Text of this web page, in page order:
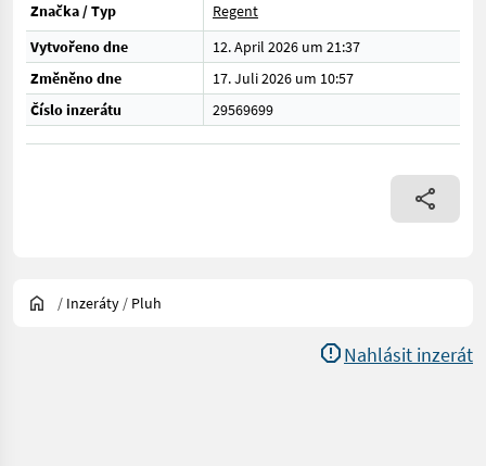
Značka / Typ
Regent
Vytvořeno dne
12. April 2026 um 21:37
Změněno dne
17. Juli 2026 um 10:57
Číslo inzerátu
29569699
/ Inzeráty / Pluh
Nahlásit inzerát